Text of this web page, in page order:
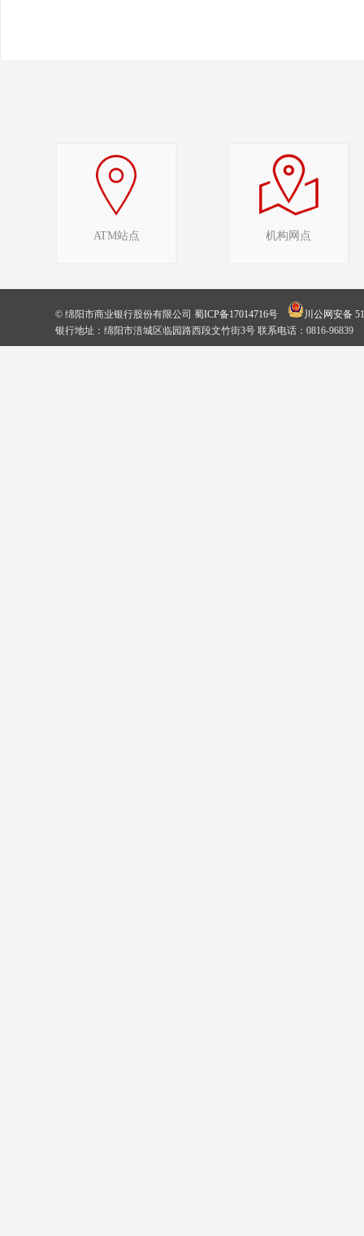
ATM站点 机构网点
© 绵阳市商业银行股份有限公司 蜀ICP备17014716号
川公网安备
银行地址：绵阳市涪城区临园路西段文竹街3号 联系电话：0816-96839